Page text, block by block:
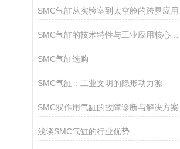
SMC气缸从实验室到太空舱的跨界应用
SMC气缸的技术特性与工业应用核心解析
SMC气缸选购
SMC气缸：工业文明的隐形动力源
SMC双作用气缸的故障诊断与解决方案
浅谈SMC气缸的行业优势